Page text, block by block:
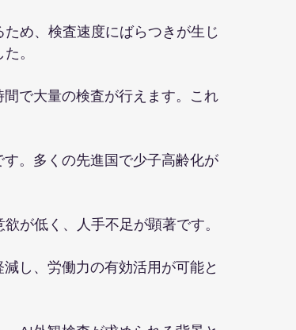
め、検査速度にばらつきが生じ
。
で大量の検査が行えます。これ
。多くの先進国で少子高齢化が
が低く、人手不足が顕著です。
し、労働力の有効活用が可能と